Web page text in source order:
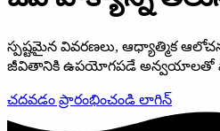
స్పష్టమైన వివరణలు, ఆధ్యాత్మిక
జీవితానికి ఉపయోగపడే అన్వయాలతో
చదవడం ప్రారంభించండి లాగిన్